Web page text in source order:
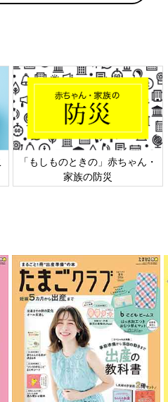
「もしものときの」赤ちゃん・
家族の防災